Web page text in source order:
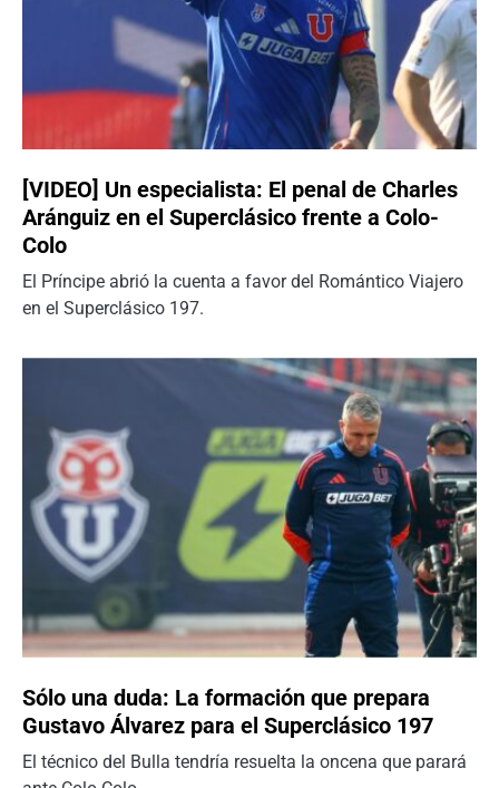
[VIDEO] Un especialista: El penal de Charles
Aránguiz en el Superclásico frente a Colo-
Colo
El Príncipe abrió la cuenta a favor del Romántico Viajero
en el Superclásico 197.
Sólo una duda: La formación que prepara
Gustavo Álvarez para el Superclásico 197
El técnico del Bulla tendría resuelta la oncena que parará